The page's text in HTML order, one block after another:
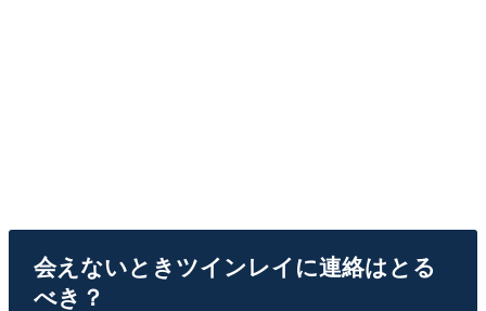
会えないときツインレイに連絡はとる
べき？